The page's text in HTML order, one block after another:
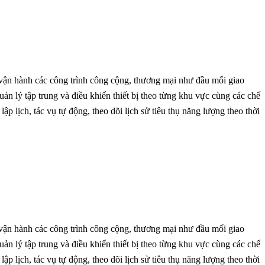
hành các công trình công cộng, thương mại như đầu mối giao
lý tập trung và điều khiển thiết bị theo từng khu vực cùng các chế
lịch, tác vụ tự động, theo dõi lịch sử tiêu thụ năng lượng theo thời
hành các công trình công cộng, thương mại như đầu mối giao
lý tập trung và điều khiển thiết bị theo từng khu vực cùng các chế
lịch, tác vụ tự động, theo dõi lịch sử tiêu thụ năng lượng theo thời